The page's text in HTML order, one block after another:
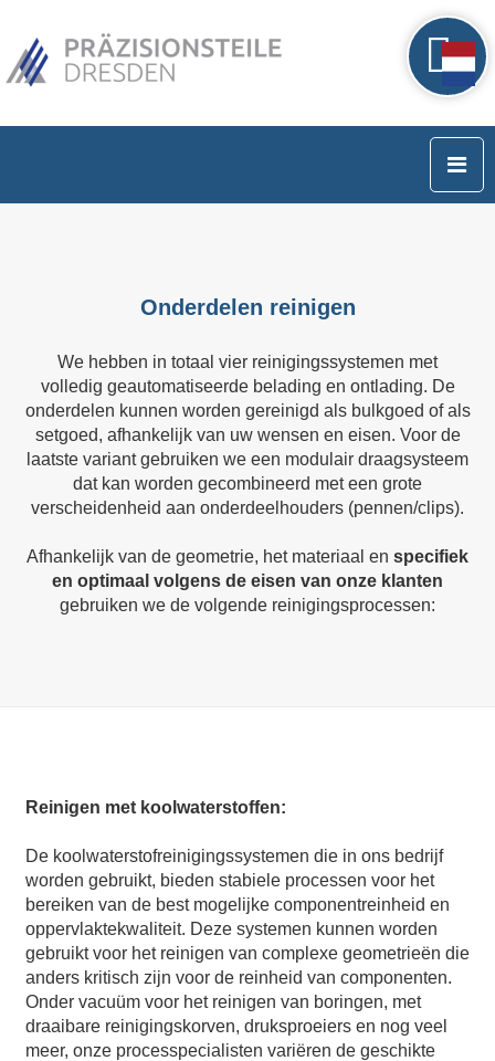
Onderdelen reinigen
We hebben in totaal vier reinigingssystemen met
volledig geautomatiseerde belading en ontlading. De
onderdelen kunnen worden gereinigd als bulkgoed of als
setgoed, afhankelijk van uw wensen en eisen. Voor de
laatste variant gebruiken we een modulair draagsysteem
dat kan worden gecombineerd met een grote
verscheidenheid aan onderdeelhouders (pennen/clips).
Afhankelijk van de geometrie, het materiaal en specifiek
en optimaal volgens de eisen van onze klanten
gebruiken we de volgende reinigingsprocessen:
Reinigen met koolwaterstoffen:
De koolwaterstofreinigingssystemen die in ons bedrijf
worden gebruikt, bieden stabiele processen voor het
bereiken van de best mogelijke componentreinheid en
oppervlaktekwaliteit. Deze systemen kunnen worden
gebruikt voor het reinigen van complexe geometrieën die
anders kritisch zijn voor de reinheid van componenten.
Onder vacuüm voor het reinigen van boringen, met
draaibare reinigingskorven, druksproeiers en nog veel
meer, onze processpecialisten variëren de geschikte